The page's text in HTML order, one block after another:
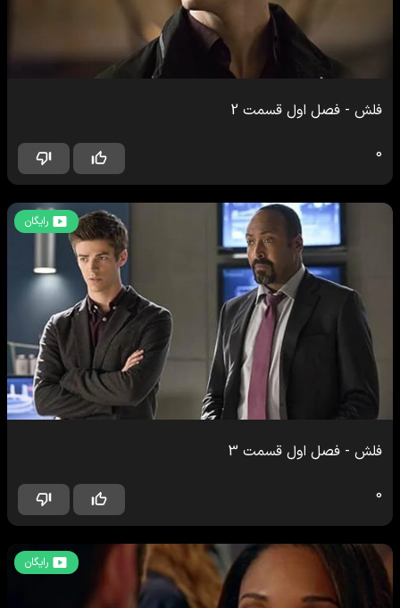
فلش - فصل اول قسمت 2
0
رایگان
فلش - فصل اول قسمت 3
0
رایگان